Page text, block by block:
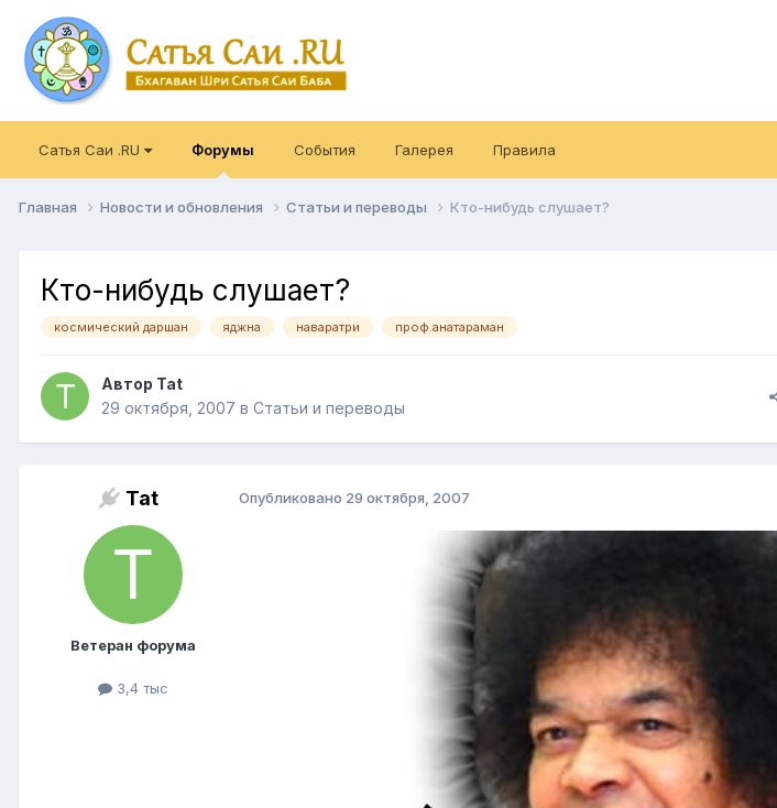
Сатья Саи .RU Форумы События Галерея Правила
Главная Новости и обновления Статьи и переводы Кто-нибудь слушает?
Кто-нибудь слушает?
космический даршан яджна наваратри проф.анатараман
Автор Tat
29 октября, 2007 в Статьи и переводы
Tat
Ветеран форума
3,4 тыс
Опубликовано 29 октября, 2007